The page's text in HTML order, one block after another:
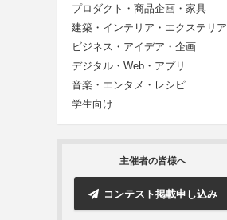
プロダクト・商品企画・家具
建築・インテリア・エクステリア
ビジネス・アイデア・企画
デジタル・Web・アプリ
音楽・エンタメ・レシピ
学生向け
主催者の皆様へ
コンテスト掲載申し込み